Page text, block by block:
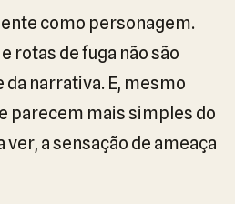
como personagem.
rotas de fuga não são
narrativa. E, mesmo
parecem mais simples do
ver, a sensação de ameaça